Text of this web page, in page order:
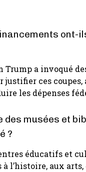
ont-
Trump a invoqué
justifier ces coupes,
les dépenses
des musées et
?
éducatifs et
l’histoire, aux arts,